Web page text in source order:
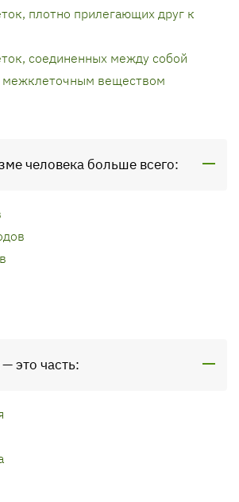
плотно прилегающих друг к
соединенных между собой
веществом
человека больше всего:
это часть: